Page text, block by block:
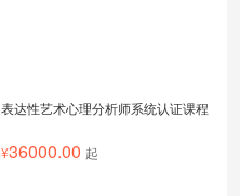
表达性艺术心理分析师系统认证课程
36000.00 起